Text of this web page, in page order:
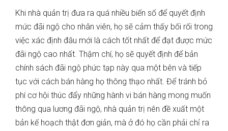
Khi nhà quản trị đưa ra quá nhiều biến số để quyết định
mức đãi ngộ cho nhân viên, họ sẽ cảm thấy bối rối trong
việc xác định đâu mới là cách tốt nhất để đạt được mức
đãi ngộ cao nhất. Thậm chí, họ sẽ quyết định để bản
chính sách đãi ngộ phức tạp này qua một bên và tiếp
tục với cách bán hàng họ thông thạo nhất. Để tránh bỏ
phí cơ hội thúc đẩy những hành vi bán hàng mong muốn
thông qua lương đãi ngộ, nhà quản trị nên đề xuất một
bản kế hoạch thật đơn giản, mà ở đó họ cần phải chỉ ra